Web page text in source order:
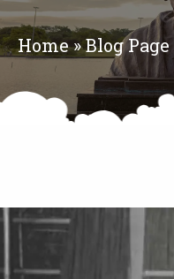
Home»Blog Page